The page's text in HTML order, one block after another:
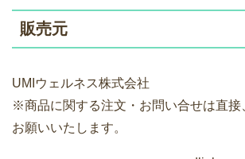
販売元
UMIウェルネス株式会社
※商品に関する注文・お問い合せは直接
お願いいたします。